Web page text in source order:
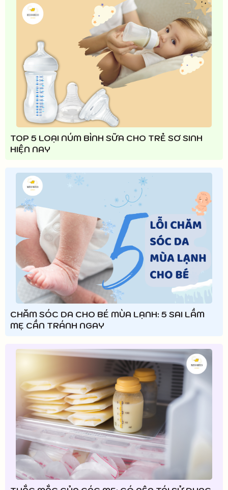
TOP 5 LOẠI NÚM BÌNH SỮA CHO TRẺ SƠ SINH
HIỆN NAY
CHĂM SÓC DA CHO BÉ MÙA LẠNH: 5 SAI LẦM
MẸ CẦN TRÁNH NGAY